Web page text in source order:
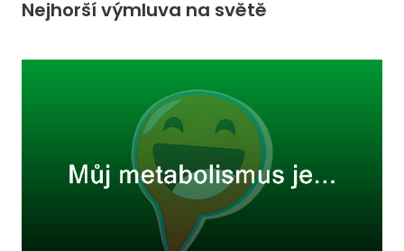
Nejhorší výmluva na světě